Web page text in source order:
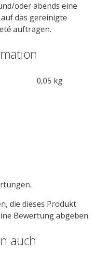
oder abends eine
das gereinigte
auftragen.
0,05 kg
die dieses Produkt
Bewertung abgeben.
auch